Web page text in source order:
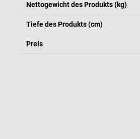
Nettogewicht des Produkts (kg)
Tiefe des Produkts (cm)
Preis